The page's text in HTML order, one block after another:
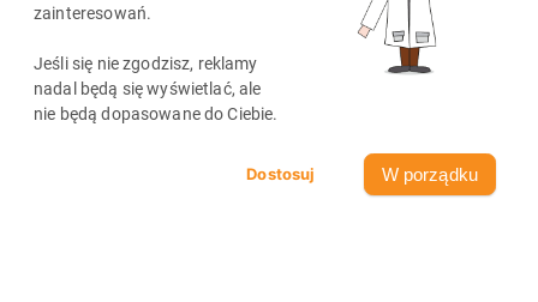
zainteresowań.
Jeśli się nie zgodzisz, reklamy
nadal będą się wyświetlać, ale
nie będą dopasowane do Ciebie.
W porządku
Najnowsze wpisy
zobacz wszystkie